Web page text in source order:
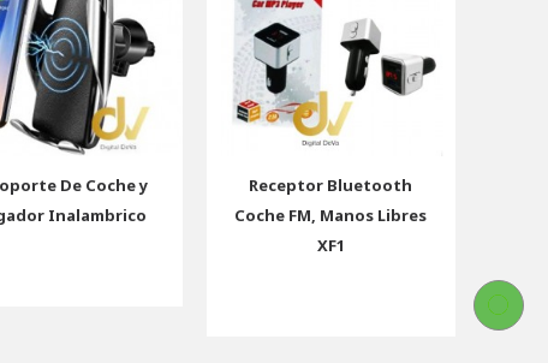
De Coche y
Inalambrico
Receptor Bluetooth
Coche FM, Manos Libres
XF1